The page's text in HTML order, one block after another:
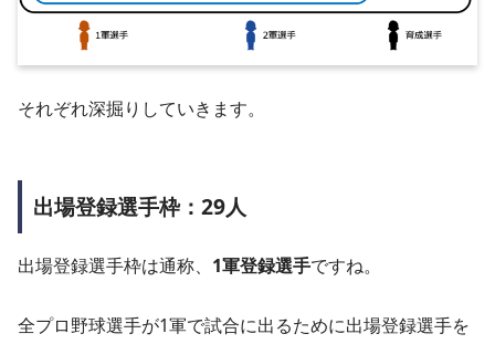
それぞれ深掘りしていきます。
出場登録選手枠：29人
出場登録選手枠は通称、 1軍登録選手ですね。
全プロ野球選手が1軍で試合に出るために出場登録選手を